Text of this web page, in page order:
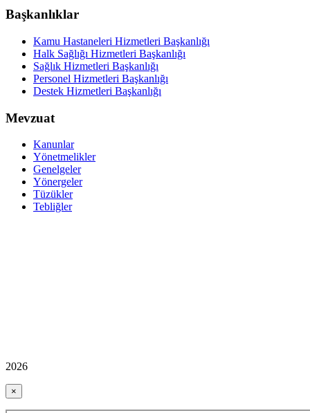
Başkanlıklar
Kamu Hastaneleri Hizmetleri Başkanlığı
Halk Sağlığı Hizmetleri Başkanlığı
Sağlık Hizmetleri Başkanlığı
Personel Hizmetleri Başkanlığı
Destek Hizmetleri Başkanlığı
Mevzuat
Kanunlar
Yönetmelikler
Genelgeler
Yönergeler
Tüzükler
Tebliğler
2026
×